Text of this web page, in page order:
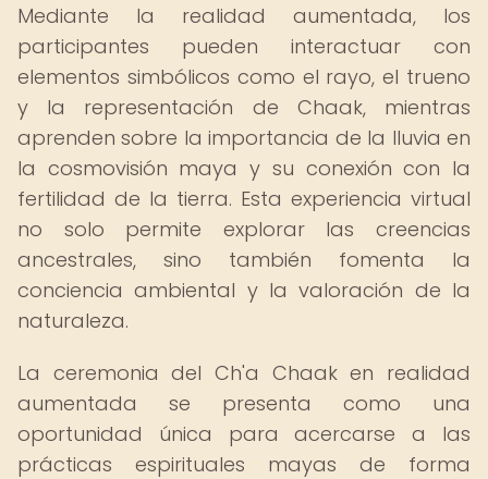
Mediante la realidad aumentada, los
participantes pueden interactuar con
elementos simbólicos como el rayo, el trueno
y la representación de Chaak, mientras
aprenden sobre la importancia de la lluvia en
la cosmovisión maya y su conexión con la
fertilidad de la tierra. Esta experiencia virtual
no solo permite explorar las creencias
ancestrales, sino también fomenta la
conciencia ambiental y la valoración de la
naturaleza.
La ceremonia del Ch'a Chaak en realidad
aumentada se presenta como una
oportunidad única para acercarse a las
prácticas espirituales mayas de forma